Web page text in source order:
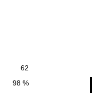
62
98 %